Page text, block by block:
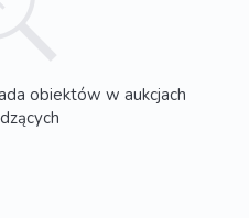
obiektów w aukcjach